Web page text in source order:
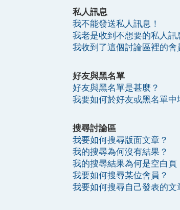
私人訊息
我不能發送私人訊息！
我老是收到不想要的私人訊
我收到了這個討論區裡的會
好友與黑名單
好友與黑名單是甚麼？
我要如何於好友或黑名單中
搜尋討論區
我要如何搜尋版面文章？
我的搜尋為何沒有結果？
我的搜尋結果為何是空白頁
我要如何搜尋某位會員？
我要如何搜尋自己發表的文